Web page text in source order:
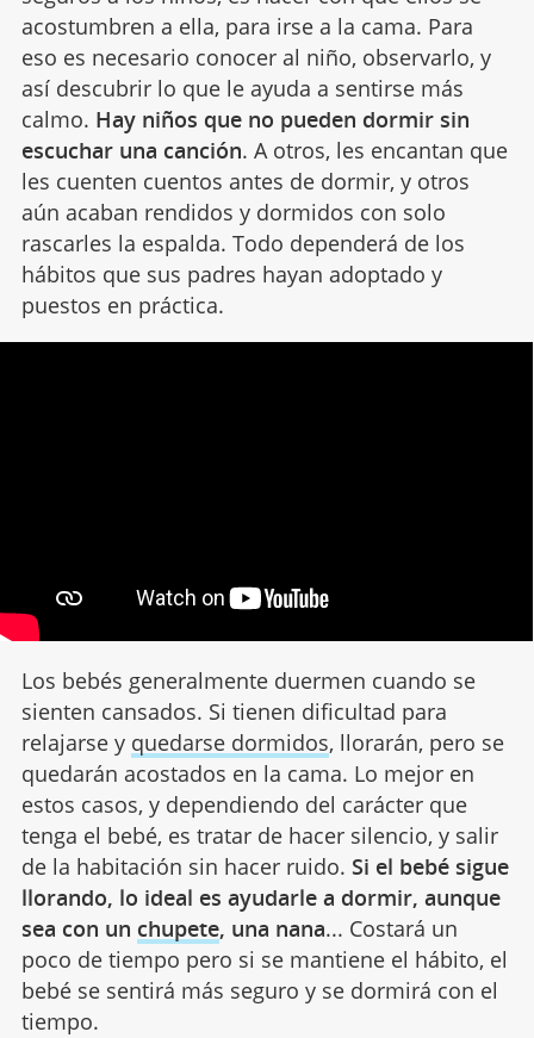
acostumbren a ella, para irse a la cama. Para
eso es necesario conocer al niño, observarlo, y
así descubrir lo que le ayuda a sentirse más
calmo. Hay niños que no pueden dormir sin
escuchar una canción. A otros, les encantan que
les cuenten cuentos antes de dormir, y otros
aún acaban rendidos y dormidos con solo
rascarles la espalda. Todo dependerá de los
hábitos que sus padres hayan adoptado y
puestos en práctica.
Los bebés generalmente duermen cuando se
sienten cansados. Si tienen dificultad para
relajarse y quedarse dormidos, llorarán, pero se
quedarán acostados en la cama. Lo mejor en
estos casos, y dependiendo del carácter que
tenga el bebé, es tratar de hacer silencio, y salir
de la habitación sin hacer ruido. Si el bebé sigue
llorando, lo ideal es ayudarle a dormir, aunque
sea con un chupete, una nana... Costará un
poco de tiempo pero si se mantiene el hábito, el
bebé se sentirá más seguro y se dormirá con el
tiempo.